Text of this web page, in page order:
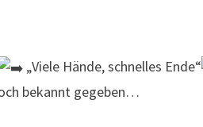
„Viele Hände, schnelles Ende“
bekannt gegeben…